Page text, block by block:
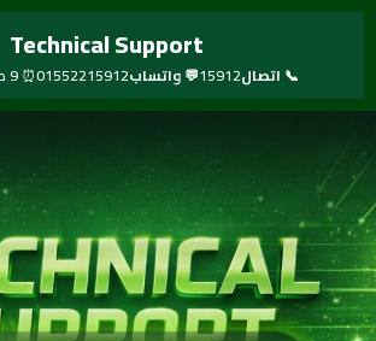
تخطي
Technical Support
📞 اتصال15912💬 واتساب01552215912⏰ 9 صباحًا - 9 مساءً